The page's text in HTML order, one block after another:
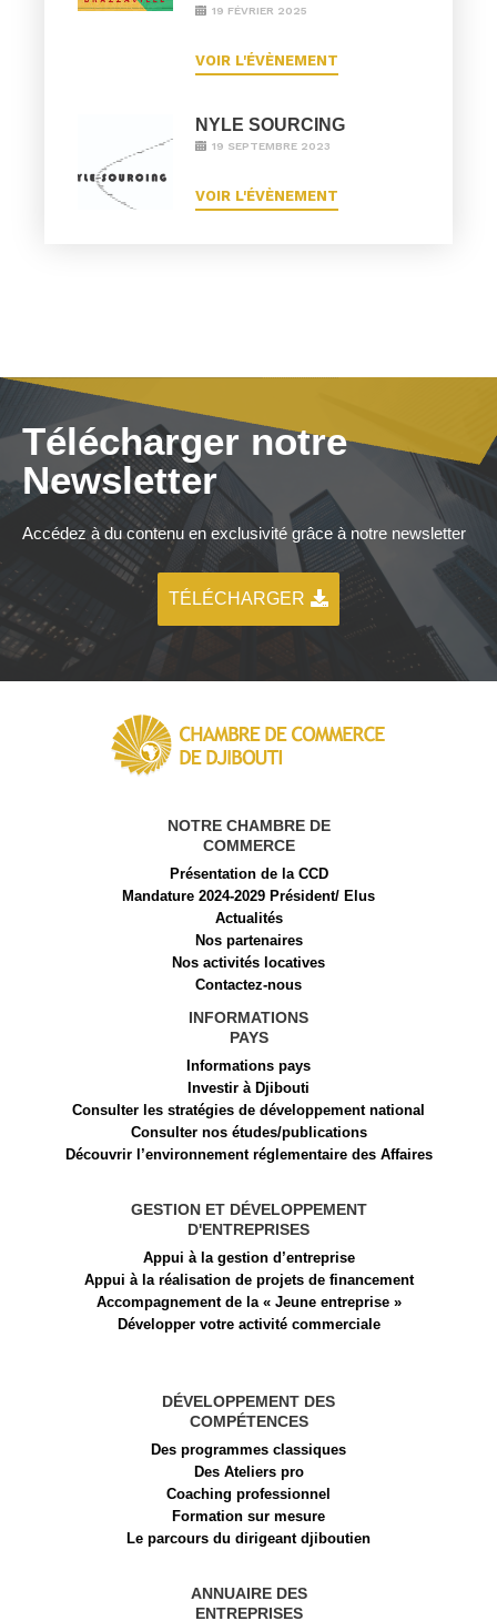
19 FÉVRIER 2025
VOIR L'ÉVÈNEMENT
NYLE SOURCING
19 SEPTEMBRE 2023
VOIR L'ÉVÈNEMENT
Télécharger notre
Newsletter
Accédez à du contenu en exclusivité grâce à notre newsletter
TÉLÉCHARGER
NOTRE CHAMBRE DE
COMMERCE
Présentation de la CCD
Mandature 2024-2029 Président/ Elus
Actualités
Nos partenaires
Nos activités locatives
Contactez-nous
INFORMATIONS
PAYS
Informations pays
Investir à Djibouti
Consulter les stratégies de développement national
Consulter nos études/publications
Découvrir l’environnement réglementaire des Affaires
GESTION ET DÉVELOPPEMENT
D'ENTREPRISES
Appui à la gestion d’entreprise
Appui à la réalisation de projets de financement​
Accompagnement de la « Jeune entreprise »
Développer votre activité commerciale
DÉVELOPPEMENT DES
COMPÉTENCES
Des programmes classiques
Des Ateliers pro
Coaching professionnel
Formation sur mesure
Le parcours du dirigeant djiboutien
ANNUAIRE DES
ENTREPRISES